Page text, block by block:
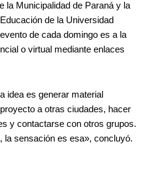
la Municipalidad de Paraná y la
de la Universidad
de cada domingo es a la
o virtual mediante enlaces
idea es generar material
a otras ciudades, hacer
y contactarse con otros grupos.
la sensación es esa», concluyó.